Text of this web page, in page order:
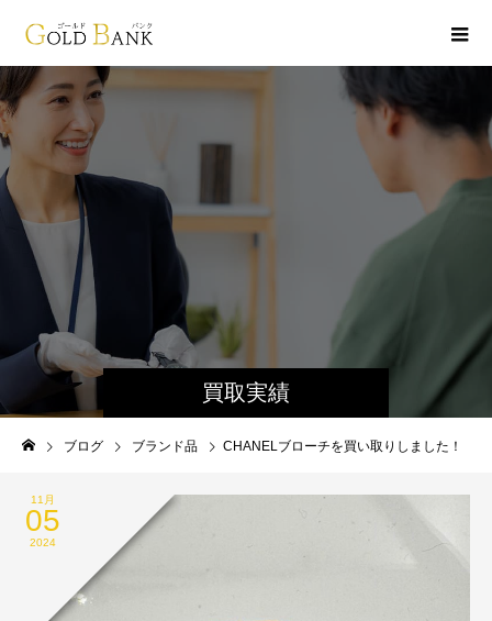
買取実績
ブログ ブランド品 CHANELブローチを買い取りしました！
11月
05
2024